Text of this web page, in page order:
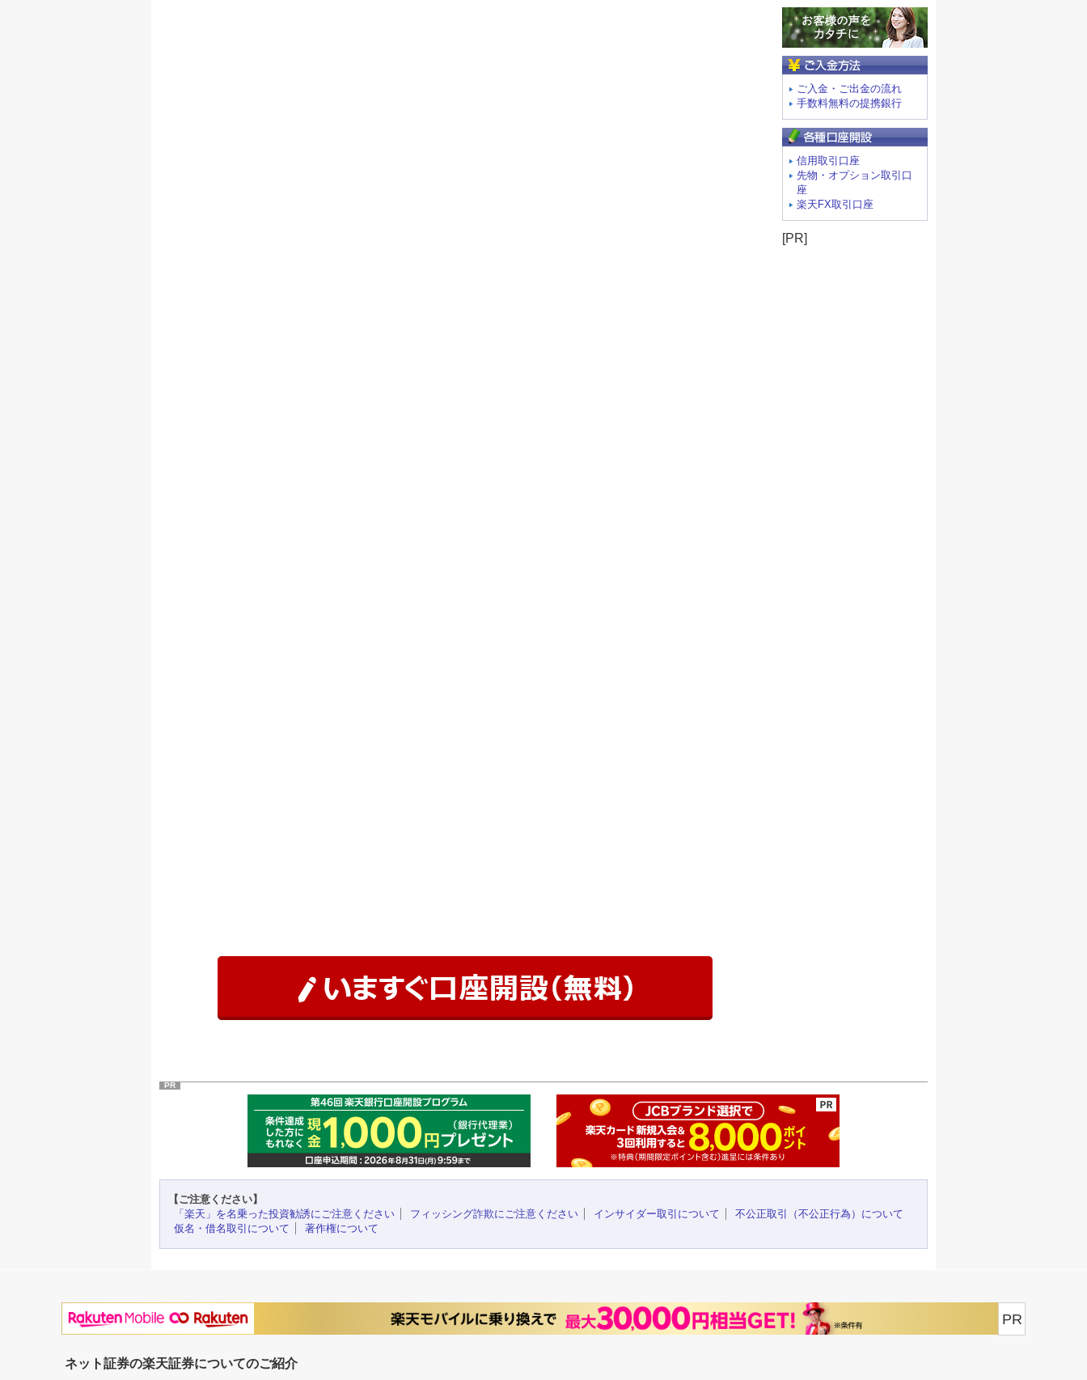
ご入金・ご出金の流れ
手数料無料の提携銀行
信用取引口座
先物・オプション取引口
座
楽天FX取引口座
[PR]
PR
【ご注意ください】
「楽天」を名乗った投資勧誘にご注意ください
フィッシング詐欺にご注意ください インサイダー取引について
不公正取引（不公正行為）について
仮名・借名取引について
著作権について
PR
ネット証券の楽天証券についてのご紹介